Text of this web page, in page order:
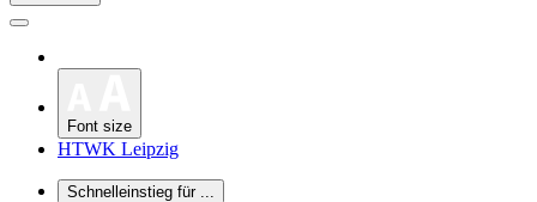
Font size
HTWK Leipzig
Schnelleinstieg für ...